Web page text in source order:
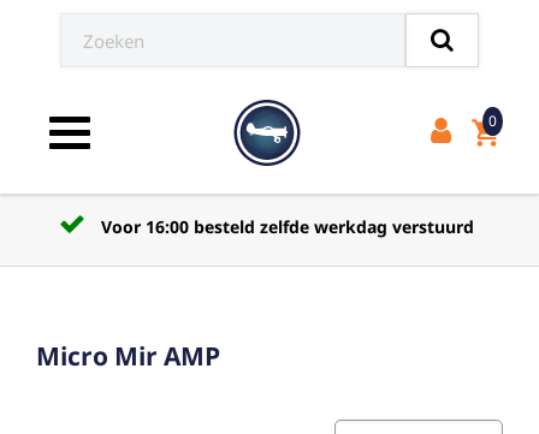
Toggle navigation shopping_cart
0
Voor 16:00 besteld zelfde werkdag verstuurd
Micro Mir AMP